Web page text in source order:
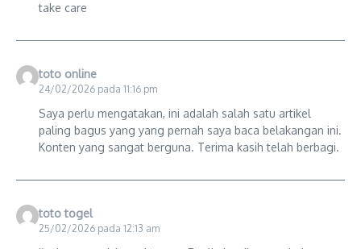
take care
toto online
24/02/2026 pada 11:16 pm
Saya perlu mengatakan, ini adalah salah satu artikel
paling bagus yang yang pernah saya baca belakangan ini.
Konten yang sangat berguna. Terima kasih telah berbagi.
toto togel
25/02/2026 pada 12:13 am